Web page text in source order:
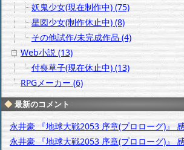
妖鬼少女(現在制作中) (75)
星図少女(制作休止中) (8)
その他試作/未完成作品 (4)
Web小説 (13)
付喪草子(現在休止中) (13)
RPGメーカー (6)
最新のコメント
永井豪 『地球大戦2053 序章(プロローグ)』
永井豪 『地球大戦2053 序章(プロローグ)』